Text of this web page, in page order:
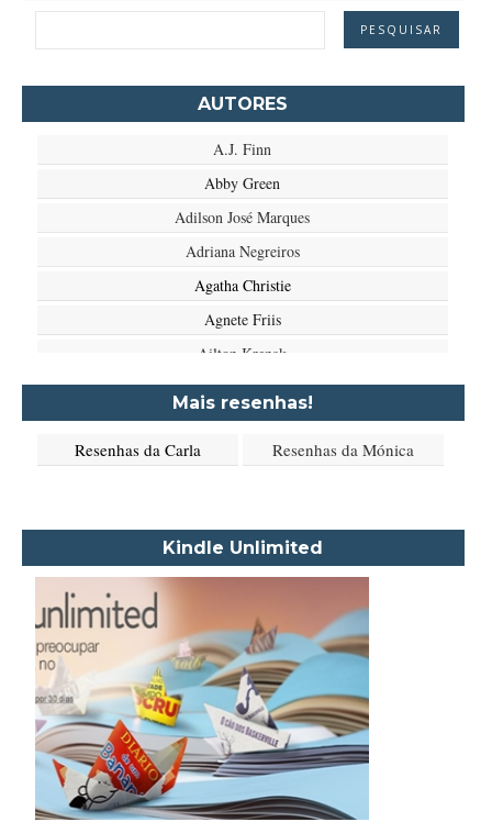
AUTORES
A.J. Finn
Abby Green
Adilson José Marques
Adriana Negreiros
Agatha Christie
Agnete Friis
Ailton Krenak
Aimée de Jongh
Aione Simões
Alexandre Dumas Filho
Alma Katsu
Aluísio Azevedo
Alyson Noël
Amanda Lovelace
Ana Beatriz Barbosa Silva
Ana Maria Machado
Mais resenhas!
Resenhas da Carla Resenhas da Mónica
Kindle Unlimited